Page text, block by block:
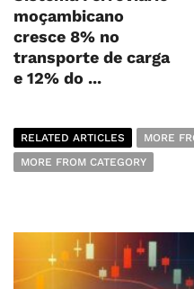
moçambicano
cresce 8% no
transporte de carga
e 12% do ...
RELATED ARTICLES
MORE
MORE FROM CATEGORY